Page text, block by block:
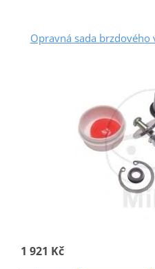
Opravná sada brzdového
1 921 Kč